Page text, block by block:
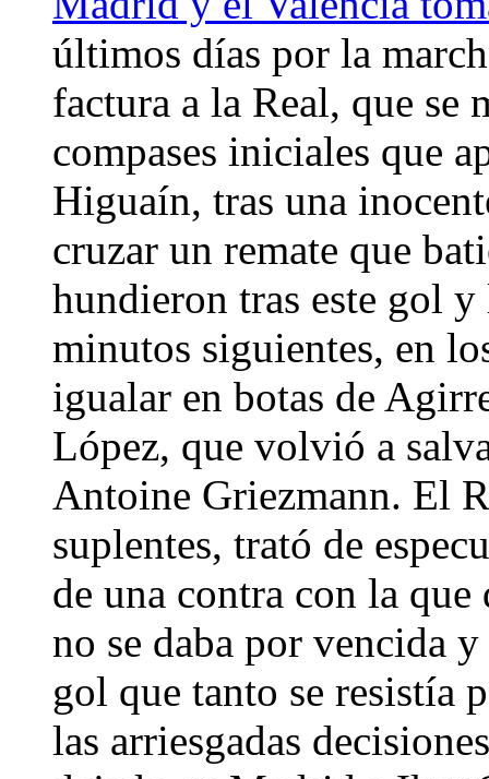
últimos días por la
factura a la Real, que se
compases iniciales que
Higuaín, tras una
cruzar un remate que
hundieron tras este gol
minutos siguientes, en
igualar en botas de
López, que volvió a
Antoine Griezmann. El
suplentes, trató de
de una contra con la
no se daba por vencida
gol que tanto se resistía
las arriesgadas